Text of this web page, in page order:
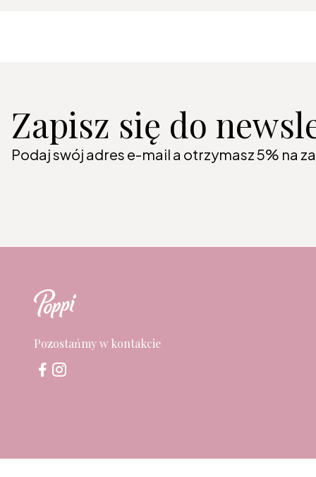
Zapisz się do
Podaj swój adres e-mail a otrzymasz 5% na
Pozostańmy w kontakcie